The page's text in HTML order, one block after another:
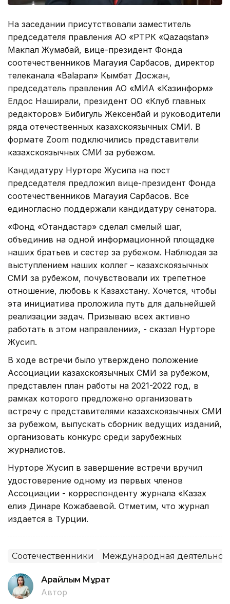
На заседании присутствовали заместитель
председателя правления АО «РТРК «Qazaqstan»
Макпал Жумабай, вице-президент Фонда
соотечественников Магауия Сарбасов, директор
телеканала «Balapan» Кымбат Досжан,
председатель правления АО «МИА «Казинформ»
Елдос Наширали, президент ОО «Клуб главных
редакторов» Бибигуль Жексенбай и руководители
ряда отечественных казахскоязычных СМИ. В
формате Zoom подключились представители
казахскоязычных СМИ за рубежом.
Кандидатуру Нурторе Жусипа на пост
председателя предложил вице-президент Фонда
соотечественников Магауия Сарбасов. Все
единогласно поддержали кандидатуру сенатора.
«Фонд «Отандастар» сделал смелый шаг,
объединив на одной информационной площадке
наших братьев и сестер за рубежом. Наблюдая за
выступлением наших коллег – казахскоязычных
СМИ за рубежом, почувствовали их трепетное
отношение, любовь к Казахстану. Хочется, чтобы
эта инициатива проложила путь для дальнейшей
реализации задач. Призываю всех активно
работать в этом направлении», - сказал Нурторе
Жусип.
В ходе встречи было утверждено положение
Ассоциации казахскоязычных СМИ за рубежом,
представлен план работы на 2021-2022 год, в
рамках которого предложено организовать
встречу с представителями казахскоязычных СМИ
за рубежом, выпускать сборник ведущих изданий,
организовать конкурс среди зарубежных
журналистов.
Нурторе Жусип в завершение встречи вручил
удостоверение одному из первых членов
Ассоциации - корреспонденту журнала «Казах
ели» Динаре Кожабаевой. Отметим, что журнал
издается в Турции.
Соотечественники Международная
Арайлым Мұрат
Автор